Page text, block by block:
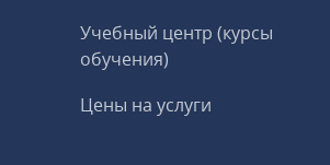
Учебный центр (курсы
обучения)
Цены на услуги